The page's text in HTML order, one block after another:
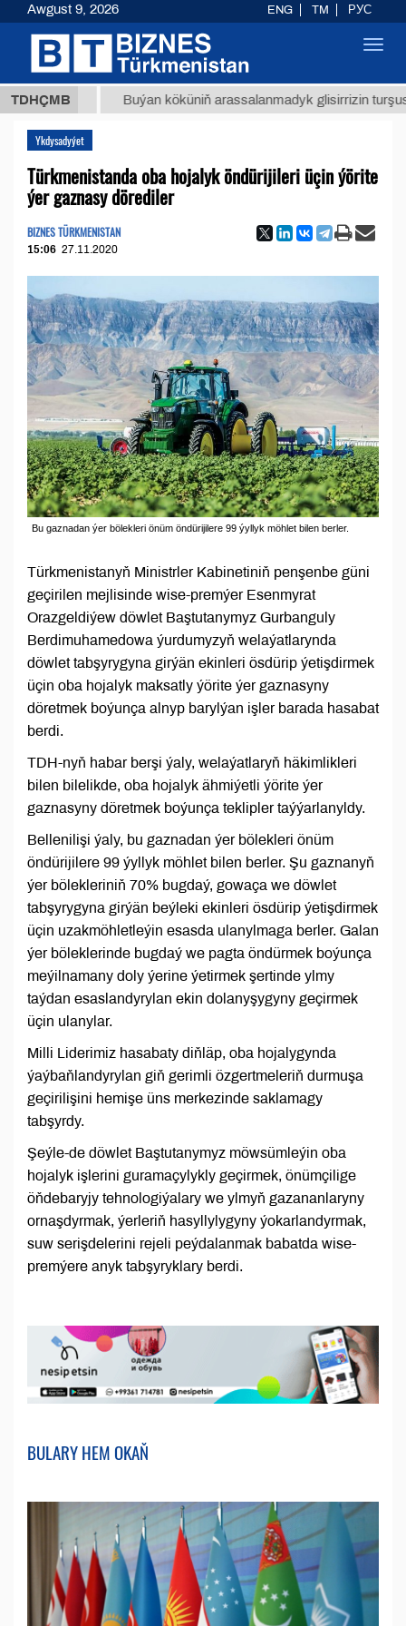
TDHÇMB
ТМТ Buýan köküniň arassalanmadyk glisirrizin turşusy (t.)
Ykdysadyýet
Türkmenistanda oba hojalyk öndürijileri üçin ýörite
ýer gaznasy dörediler
BIZNES TÜRKMENISTAN
15:06 27.11.2020
Bu gaznadan ýer bölekleri önüm öndürijilere 99 ýyllyk möhlet bilen berler.
Türkmenistanyň Ministrler Kabinetiniň penşenbe güni
geçirilen mejlisinde wise-premýer Esenmyrat
Orazgeldiýew döwlet Baştutanymyz Gurbanguly
Berdimuhamedowa ýurdumyzyň welaýatlarynda
döwlet tabşyrygyna girýän ekinleri ösdürip ýetişdirmek
üçin oba hojalyk maksatly ýörite ýer gaznasyny
döretmek boýunça alnyp barylýan işler barada hasabat
berdi.
TDH-nyň habar berşi ýaly, welaýatlaryň häkimlikleri
bilen bilelikde, oba hojalyk ähmiýetli ýörite ýer
gaznasyny döretmek boýunça teklipler taýýarlanyldy.
Bellenilişi ýaly, bu gaznadan ýer bölekleri önüm
öndürijilere 99 ýyllyk möhlet bilen berler. Şu gaznanyň
ýer bölekleriniň 70% bugdaý, gowaça we döwlet
tabşyrygyna girýän beýleki ekinleri ösdürip ýetişdirmek
üçin uzakmöhletleýin esasda ulanylmaga berler. Galan
ýer böleklerinde bugdaý we pagta öndürmek boýunça
meýilnamany doly ýerine ýetirmek şertinde ylmy
taýdan esaslandyrylan ekin dolanyşygyny geçirmek
üçin ulanylar.
Milli Liderimiz hasabaty diňläp, oba hojalygynda
ýaýbaňlandyrylan giň gerimli özgertmeleriň durmuşa
geçirilişini hemişe üns merkezinde saklamagy
tabşyrdy.
Şeýle-de döwlet Baştutanymyz möwsümleýin oba
hojalyk işlerini guramaçylykly geçirmek, önümçilige
öňdebaryjy tehnologiýalary we ylmyň gazananlaryny
ornaşdyrmak, ýerleriň hasyllylygyny ýokarlandyrmak,
suw serişdelerini rejeli peýdalanmak babatda wise-
premýere anyk tabşyryklary berdi.
BULARY HEM OKAŇ
Awgust 9, 2026 ENG TM РУС